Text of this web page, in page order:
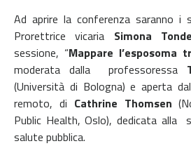
Ad aprire la conferenza saranno i
Prorettrice vicaria Simona
sessione, “Mappare
moderata dalla professoressa
(Università di Bologna) e aperta
remoto, di Cathrine Thomsen
Public Health, Oslo), dedicata alla
salute pubblica.